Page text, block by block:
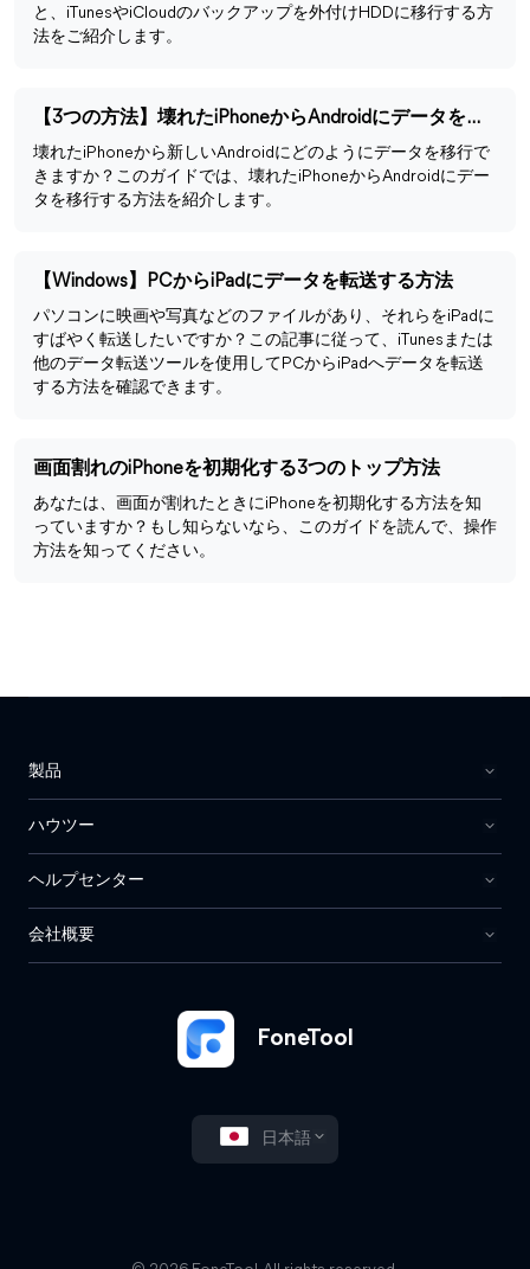
と、iTunesやiCloudのバックアップを外付けHDDに移行する方
法をご紹介します。
【3つの方法】壊れたiPhoneからAndroidにデータを移行する
壊れたiPhoneから新しいAndroidにどのようにデータを移行で
きますか？このガイドでは、壊れたiPhoneからAndroidにデー
タを移行する方法を紹介します。
【Windows】PCからiPadにデータを転送する方法
パソコンに映画や写真などのファイルがあり、それらをiPadに
すばやく転送したいですか？この記事に従って、iTunesまたは
他のデータ転送ツールを使用してPCからiPadへデータを転送
する方法を確認できます。
画面割れのiPhoneを初期化する3つのトップ方法
あなたは、画面が割れたときにiPhoneを初期化する方法を知
っていますか？もし知らないなら、このガイドを読んで、操作
方法を知ってください。
FoneTool
日本語
製品
ハウツー
ヘルプセンター
会社概要